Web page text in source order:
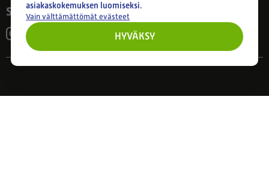
Seuraa meitä
asiakaskokemuksen luomiseksi.
Vain välttämättömät evästeet
HYVÄKSY